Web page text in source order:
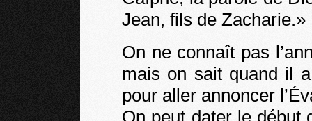
Jean, fils de Zacharie.»
On ne connaît pas
mais on sait quand il
pour aller annoncer
On peut dater le début